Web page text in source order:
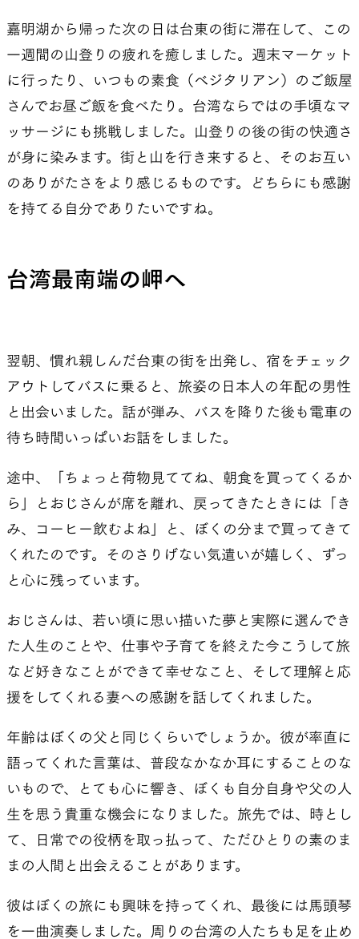
嘉明湖から帰った次の日は台東の街に滞在して、この
一週間の山登りの疲れを癒しました。週末マーケット
に行ったり、いつもの素食（ベジタリアン）のご飯屋
さんでお昼ご飯を食べたり。台湾ならではの手頃なマ
ッサージにも挑戦しました。山登りの後の街の快適さ
が身に染みます。街と山を行き来すると、そのお互い
のありがたさをより感じるものです。どちらにも感謝
を持てる自分でありたいですね。
台湾最南端の岬へ
翌朝、慣れ親しんだ台東の街を出発し、宿をチェック
アウトしてバスに乗ると、旅姿の日本人の年配の男性
と出会いました。話が弾み、バスを降りた後も電車の
待ち時間いっぱいお話をしました。
途中、「ちょっと荷物見ててね、朝食を買ってくるか
ら」とおじさんが席を離れ、戻ってきたときには「き
み、コーヒー飲むよね」と、ぼくの分まで買ってきて
くれたのです。そのさりげない気遣いが嬉しく、ずっ
と心に残っています。
おじさんは、若い頃に思い描いた夢と実際に選んでき
た人生のことや、仕事や子育てを終えた今こうして旅
など好きなことができて幸せなこと、そして理解と応
援をしてくれる妻への感謝を話してくれました。
年齢はぼくの父と同じくらいでしょうか。彼が率直に
語ってくれた言葉は、普段なかなか耳にすることのな
いもので、とても心に響き、ぼくも自分自身や父の人
生を思う貴重な機会になりました。旅先では、時とし
て、日常での役柄を取っ払って、ただひとりの素のま
まの人間と出会えることがあります。
彼はぼくの旅にも興味を持ってくれ、最後には馬頭琴
を一曲演奏しました。周りの台湾の人たちも足を止め